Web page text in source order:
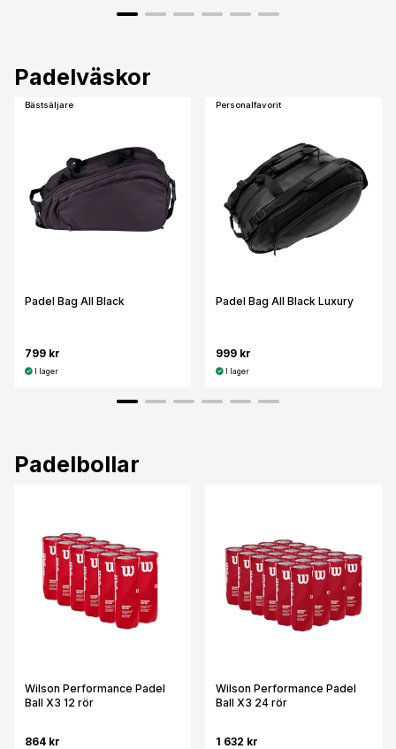
Padelväskor
Bästsäljare
Padel Bag All Black
799 kr
I lager
Personalfavorit
Padel Bag All Black Luxury
999 kr
I lager
Padelbollar
Wilson Performance Padel
Ball X3 12 rör
864 kr
Wilson Performance Padel
Ball X3 24 rör
1 632 kr